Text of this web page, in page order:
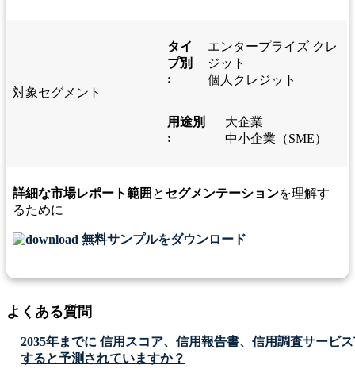
対象セグメント
タイ
プ別
:
エンタープライズ クレ
ジット
個人クレジット
用途別
:
大企業
中小企業（SME）
詳細な市場レポート範囲 と セグメンテーションを理解す
るために
無料サンプルをダウンロード
よくある質問
2035年までに 信用スコア、信用報告書、信用調査サービ
すると予測されていますか？